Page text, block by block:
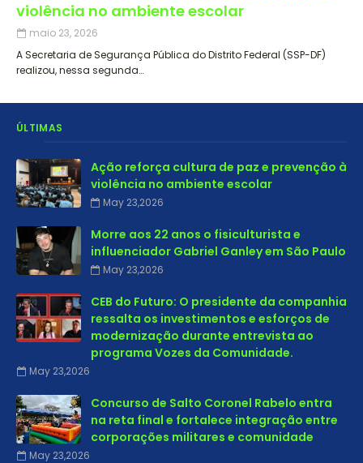
violência no ambiente escolar
maio 23, 2026
A Secretaria de Segurança Pública do Distrito Federal (SSP-DF)
realizou, nessa segunda…
ÚLTIMAS
Ação reforça cultura de paz e prevenção à
violência no ambiente escolar
May 23,2026
Morre aos 22 anos o fisiculturista e
influenciador Gabriel Ganley em São Paulo
May 23,2026
CEB do Futuro: O presidente da companhia
ressalta os investimentos e esforços de
modernização durante entrevista ao
programa Vozes da Comunidade.
May 23,2026
Concurso de Salto Coronel Rabelo entra
na reta final e fortalece integração entre
corporações militares e comunidade
May 23,2026